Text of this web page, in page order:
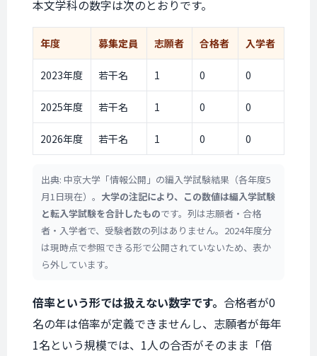
本文学科の数字は次のとおりです。
年度 募集定員 志願者 合格者 入学者
2023年度 若干名 1 0 0
2025年度 若干名 1 0 0
2026年度 若干名 1 0 0
出典: 中京大学「情報公開」の編入学試験結果（各年度5
月1日現在）。 大学の注記により、この数値は編入学試験
と転入学試験を合計したものです。列は志願者・合格
者・入学者で、受験者数の列はありません。2024年度分
は現時点で参照できる形で公開されていないため、表か
ら外しています。
倍率という形では扱えない数字です。 合格者が0
名の年は倍率が定義できませんし、志願者が毎年
1名という規模では、1人の合否がそのまま「倍